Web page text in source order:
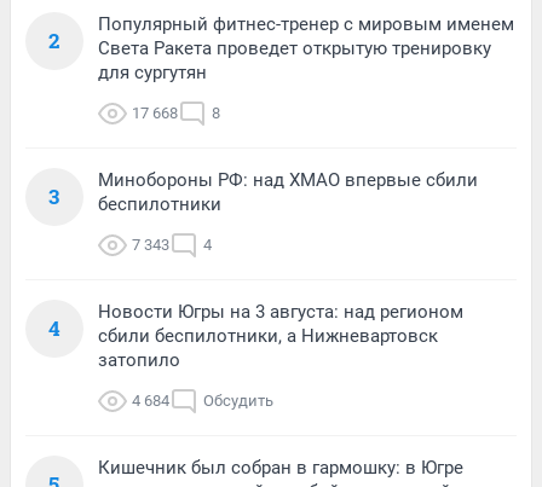
2
Популярный фитнес-тренер с мировым именем
Света Ракета проведет открытую тренировку
для сургутян
17 668 8
3
Минобороны РФ: над ХМАО впервые сбили
беспилотники
7 343 4
4
Новости Югры на 3 августа: над регионом
сбили беспилотники, а Нижневартовск
затопило
4 684 Обсудить
Кишечник был собран в гармошку: в Югре